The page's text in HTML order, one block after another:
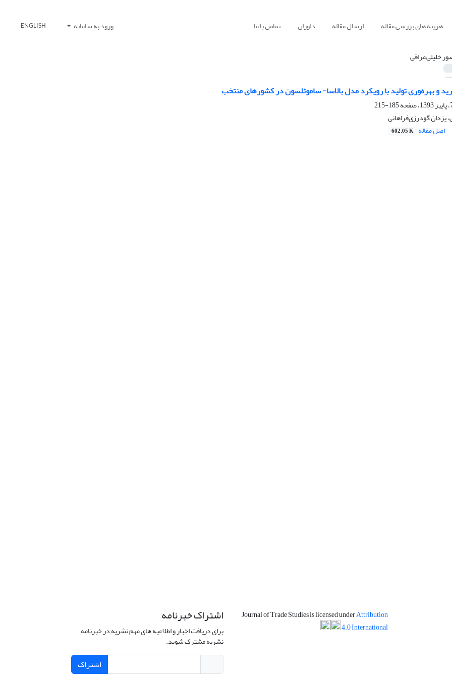
هزینه های بررسی مقاله ارسال مقاله داوران تماس با ما ورود به سامانه ENGLISH
خلیلی‌عراقی
و بهره‌وری تولید با رویکرد مدل بالاسا- ساموئلسون در کشورهای منتخب
185-215
یزدان گودرزی‌فراهانی
اصل مقاله 602.05 K
Journal of Trade Studies is licensed underAttribution
4.0 International
اشتراک خبرنامه
برای دریافت اخبار و اطلاعیه های مهم نشریه در خبرنامه
نشریه مشترک شوید.
اشتراک